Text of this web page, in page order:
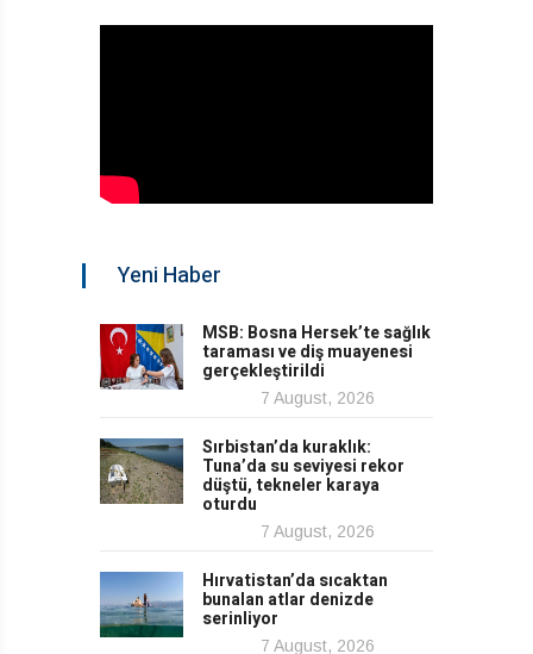
Yeni Haber
MSB: Bosna Hersek’te sağlık
taraması ve diş muayenesi
gerçekleştirildi
7 August, 2026
Sırbistan’da kuraklık:
Tuna’da su seviyesi rekor
düştü, tekneler karaya
oturdu
7 August, 2026
Hırvatistan’da sıcaktan
bunalan atlar denizde
serinliyor
7 August, 2026